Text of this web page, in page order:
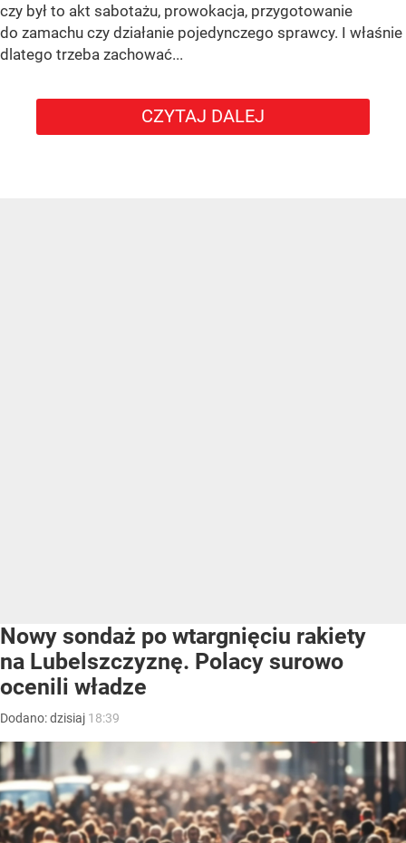
czy był to akt sabotażu, prowokacja, przygotowanie
do zamachu czy działanie pojedynczego sprawcy. I właśnie
dlatego trzeba zachować...
CZYTAJ DALEJ
Nowy sondaż po wtargnięciu rakiety
na Lubelszczyznę. Polacy surowo
ocenili władze
Dodano:dzisiaj 18:39